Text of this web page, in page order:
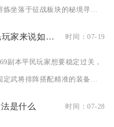
炼坐落于征战板块的秘境寻宝
攻城掠地169副本对于平民玩家来说如何过关 时间：07-19
副本平民玩家想要稳定过关，
定武将排阵搭配精准的装备配
是什么 时间：07-28